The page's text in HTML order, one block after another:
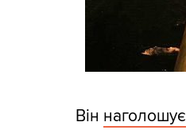
Він наголошує